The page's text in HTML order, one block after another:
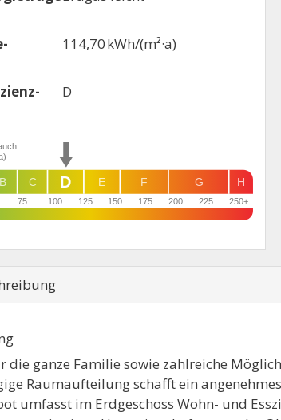
114,70 kWh/(m²·a)
D
75 100 125 150 175 200 225 250+
H
G
F
E
C
B D
die ganze Familie sowie zahlreiche
Raumaufteilung schafft ein
umfasst im Erdgeschoss Wohn- und